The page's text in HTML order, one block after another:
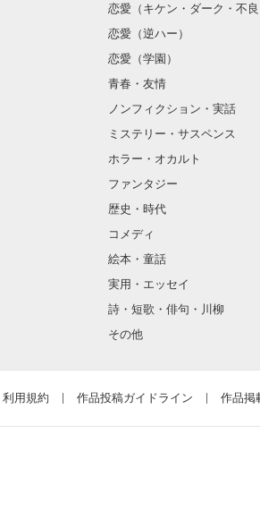
恋愛（キケン・ダーク・不良
恋愛（逆ハー）
恋愛（学園）
青春・友情
ノンフィクション・実話
ミステリー・サスペンス
ホラー・オカルト
ファンタジー
歴史・時代
コメディ
絵本・童話
実用・エッセイ
詩・短歌・俳句・川柳
その他
利用規約 作品投稿ガイドライン 作品掲